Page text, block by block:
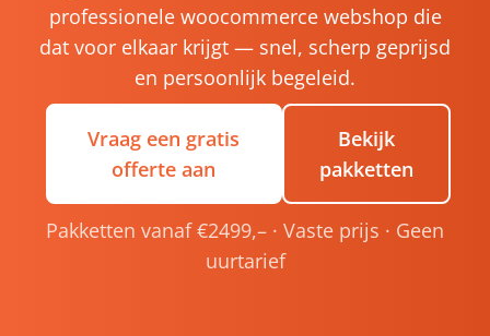
professionele woocommerce webshop die
dat voor elkaar krijgt — snel, scherp geprijsd
en persoonlijk begeleid.
Vraag een gratis
offerte aan
Bekijk
pakketten
Pakketten vanaf €2499,– · Vaste prijs · Geen
uurtarief